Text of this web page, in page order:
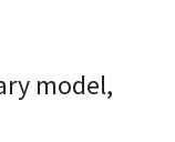
model,